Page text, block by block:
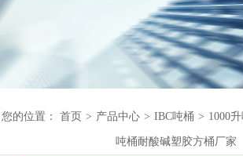
您的位置： 首页 > 产品中心 > IBC吨桶 > 1000
吨桶耐酸碱塑胶方桶厂家